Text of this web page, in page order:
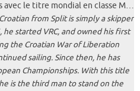
le titre mondial en classe M…
from Split is simply a skipper
started VRC, and owned his first
the Croatian War of Liberation
sailing. Since then, he has
Championships. With this title
is the third man to stand on the